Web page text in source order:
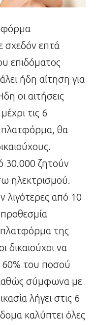
επτά
επιδόματος
ήδη αίτηση για
οι αιτήσεις
τις 6
πλατφόρμα, θα
30.000 ζητούν
ηλεκτρισμού.
λιγότερες από 10
της
δικαιούχοι να
του ποσού
σύμφωνα με
λήγει στις 6
καλύπτει όλες